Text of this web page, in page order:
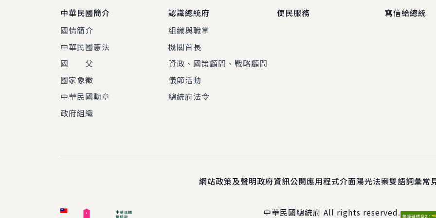
中華民國簡介
國情簡介
中華民國憲法
國 父
國家象徵
中華民國勳章
政府組織
認識總統府
組織與職掌
機關首長
資政、國策顧問、戰略顧問
儀節活動
總統府法令
便民服務 寫信給總統
網站政策及聲明政府資訊公開應用程式介面陽光法案雙語詞彙常
中華民國總統府 All rights reserved.